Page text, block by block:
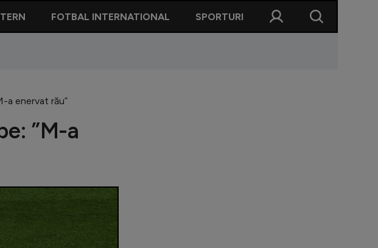
FOTBAL INTERNATIONAL SPORTURI
a enervat rău”
”M-a